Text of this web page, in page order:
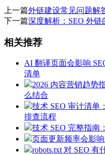
上一篇外链建设常见问题解
下一篇深度解析：SEO 外
相关推荐
AI 翻译页面会影响
清单
2026 内容营销趋势
么结合
技术 SEO 审计清单
排查流程
技术 SEO 完整指南
页面更新频率会影
robots.txt 对 SEO